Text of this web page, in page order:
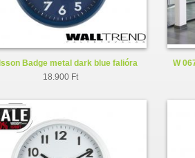
Badge metal dark blue falióra
KA5610BL
18.900 Ft
W